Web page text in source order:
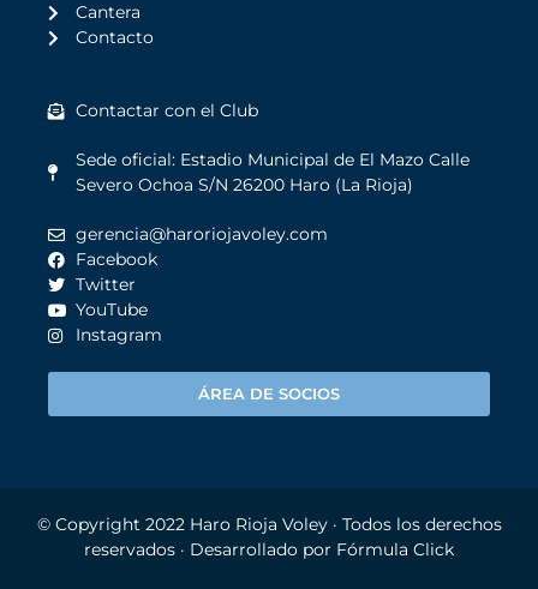
Cantera
Contacto
Contactar con el Club
Sede oficial: Estadio Municipal de El Mazo Calle
Severo Ochoa S/N 26200 Haro (La Rioja)
gerencia@haroriojavoley.com
Facebook
Twitter
YouTube
Instagram
ÁREA DE SOCIOS
© Copyright 2022 Haro Rioja Voley· Todos los derechos
reservados · Desarrollado por Fórmula Click